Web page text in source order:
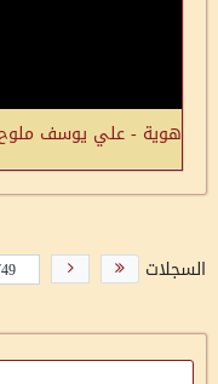
هوية - علي يوسف ملوح
السجلات